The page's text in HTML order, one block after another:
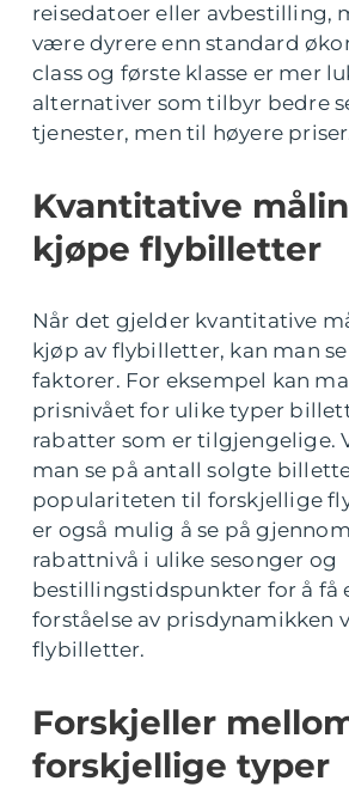
reisedatoer eller avbestilling,
være dyrere enn standard
class og første klasse er mer
alternativer som tilbyr bedre
tjenester, men til høyere
Kvantitative
kjøpe flybilletter
Når det gjelder kvantitative
kjøp av flybilletter, kan man
faktorer. For eksempel kan
prisnivået for ulike typer
rabatter som er tilgjengelige.
man se på antall solgte
populariteten til forskjellige
er også mulig å se på
rabattnivå i ulike sesonger og
bestillingstidspunkter for å få
forståelse av prisdynamikken
flybilletter.
Forskjeller
forskjellige typer